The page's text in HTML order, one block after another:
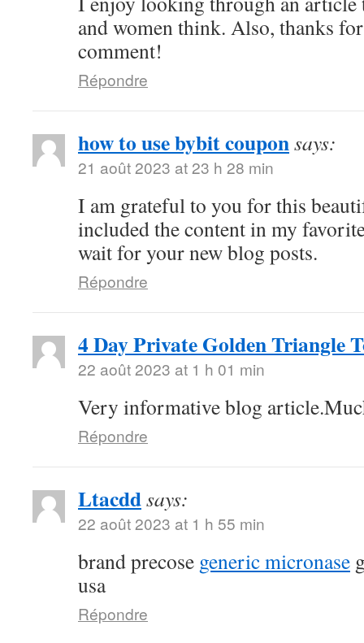
and women think. Also, thanks
comment!
Répondre
how to use bybit couponsays:
21 août 2023 at 23 h 28 min
I am grateful to you for this
included the content in my
wait for your new blog posts.
Répondre
4 Day Private Golden Triangle
22 août 2023 at 1 h 01 min
Very informative blog
Répondre
Ltacddsays:
22 août 2023 at 1 h 55 min
brand precose generic micronase
usa
Répondre